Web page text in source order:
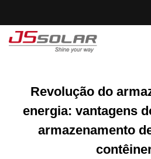
Revolução do
energia: vantagens
armazenamento